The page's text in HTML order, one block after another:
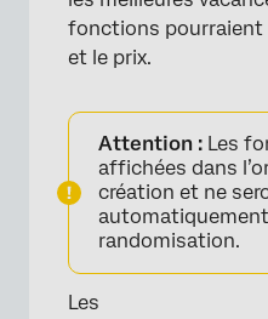
fonctions pourraient
et le prix.
Attention : Les
affichées dans
création et ne
randomisation.
Les